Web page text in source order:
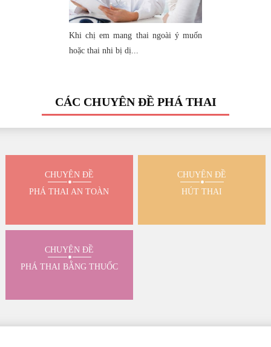
Khi chị em mang thai ngoài ý muốn
hoặc thai nhi bị dị...
CÁC CHUYÊN ĐỀ PHÁ THAI
CHUYÊN ĐỀ
PHÁ THAI AN TOÀN
CHUYÊN ĐỀ
HÚT THAI
CHUYÊN ĐỀ
PHÁ THAI BẰNG THUỐC